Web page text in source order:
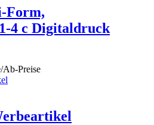
Form,
4 c Digitaldruck
Ab-Preise